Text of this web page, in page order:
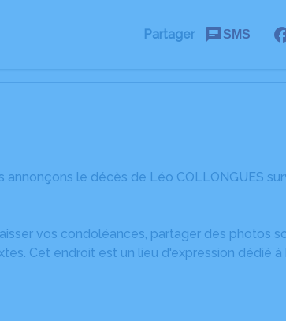
Partager SMS
annonçons le décès de Léo COLLONGUES
vos condoléances, partager des photos
Cet endroit est un lieu d'expression dédié